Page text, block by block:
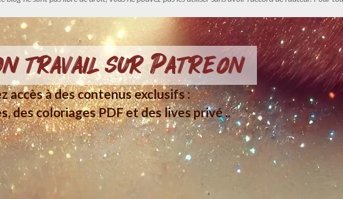
travail sur Patreon
accès à des contenus exclusifs :
des coloriages PDF et des lives privé ..